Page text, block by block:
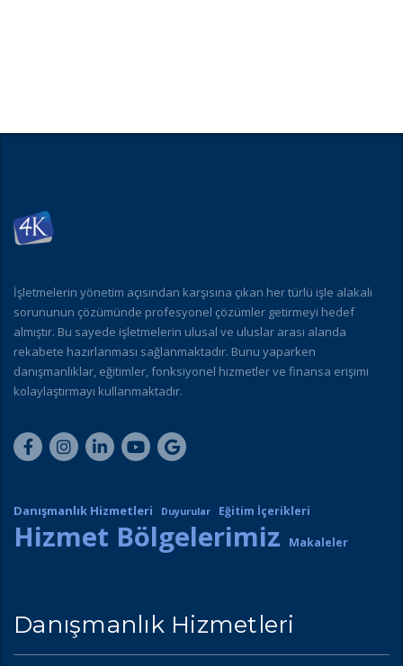
İşletmelerin yönetim açısından karşısına çıkan her türlü işle alakalı
sorununun çözümünde profesyonel çözümler getirmeyi hedef
almıştır. Bu sayede işletmelerin ulusal ve uluslar arası alanda
rekabete hazırlanması sağlanmaktadır. Bunu yaparken
danışmanlıklar, eğitimler, fonksiyonel hizmetler ve finansa erişimi
kolaylaştırmayı kullanmaktadır.
Danışmanlık Hizmetleri Duyurular Eğitim İçerikleri
Hizmet Bölgelerimiz Makaleler
Danışmanlık Hizmetleri